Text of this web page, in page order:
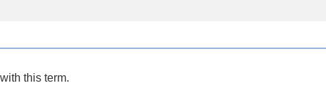
this term.